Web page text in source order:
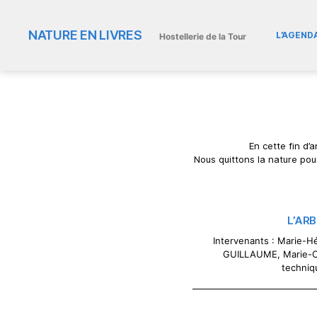
NATURE EN LIVRES Hostellerie de la Tour
En cette fin
Nous quittons la nature
Intervenants : Marie-
GUILLAUME, Marie-